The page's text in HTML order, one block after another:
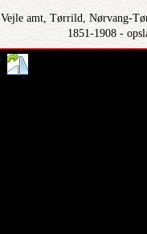
Vejle amt, Tørrild, Nørvang-
1851-1908 -